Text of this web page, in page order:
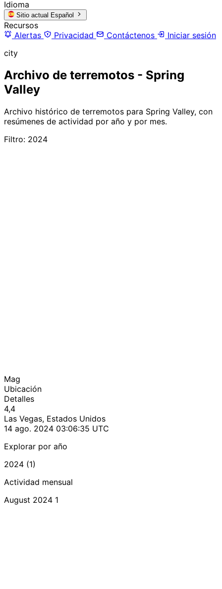
Idioma
Sitio actual Español
Recursos
Alertas
Privacidad Contáctenos
Iniciar sesión
city
Archivo de terremotos - Spring
Valley
Archivo histórico de terremotos para Spring Valley, con
resúmenes de actividad por año y por mes.
Filtro: 2024
Mag
Ubicación
Detalles
4,4
Las Vegas, Estados Unidos
14 ago. 2024 03:06:35 UTC
Explorar por año
2024 (1)
Actividad mensual
August 2024 1